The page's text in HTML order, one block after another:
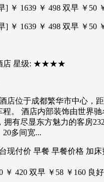
1639 ￥ 498 双早 ￥50
1639 ￥ 498 双早 ￥50
店 星级: ★★★★
位于成都繁华市中心，距
程。 酒店内部装饰由世界驰
拥有尽显东方魅力的客房
多间宽...
付价 早餐 早餐价格 加床
420 双早 ￥58 ￥160 良好